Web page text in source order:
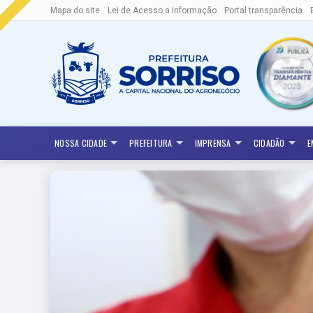
Mapa do site Lei de Acesso a Informação Portal transparência
NOSSA CIDADE PREFEITURA IMPRENSA CIDADÃO